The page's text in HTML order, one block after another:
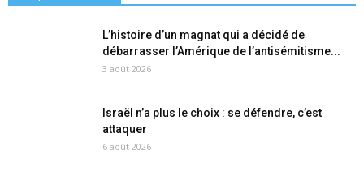
L’histoire d’un magnat qui a décidé de
débarrasser l’Amérique de l’antisémitisme...
3 août 2026
Israël n’a plus le choix : se défendre, c’est
attaquer
6 août 2026